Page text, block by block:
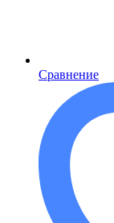
Сравнение